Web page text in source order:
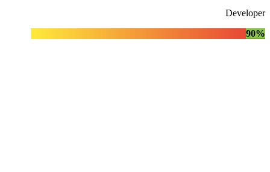
Developer
90%